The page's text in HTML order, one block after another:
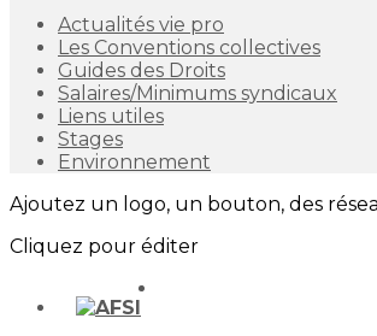
Actualités vie pro
Les Conventions collectives
Guides des Droits
Salaires/Minimums syndicaux
Liens utiles
Stages
Environnement
Ajoutez un logo, un bouton, des
Cliquez pour éditer